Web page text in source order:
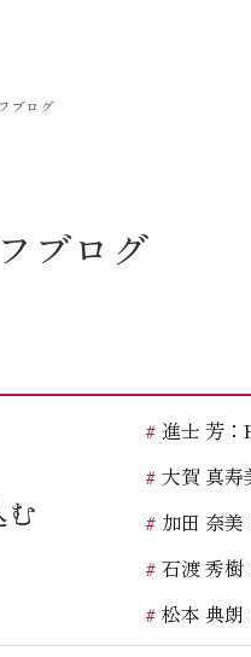
ブログ
ブログ
進士 芳
大賀 真寿
加田 奈
石渡 秀樹
松本 典朗